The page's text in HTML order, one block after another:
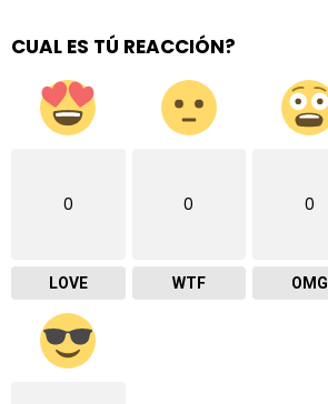
CUAL ES TÚ REACCIÓN?
0
LOVE
0
WTF
0
OMG